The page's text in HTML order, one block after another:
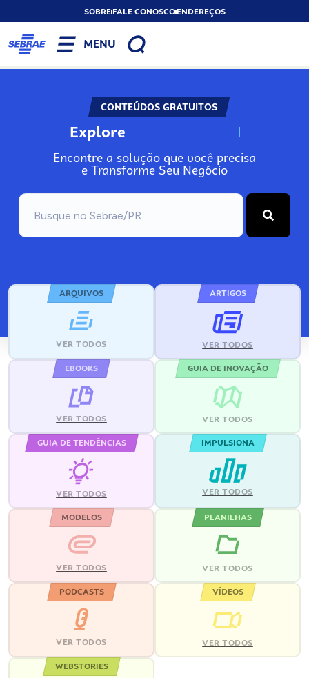
SOBREFALE CONOSCOENDEREÇOS
MENU
CONTEÚDOS GRATUITOS
Explore N
Encontre a solução que você precisa
e Transforme Seu Negócio
ARQUIVOS
VER TODOS
ARTIGOS
VER TODOS
EBOOKS
VER TODOS
GUIA DE INOVAÇÃO
VER TODOS
GUIA DE TENDÊNCIAS
VER TODOS
IMPULSIONA
VER TODOS
MODELOS
VER TODOS
PLANILHAS
VER TODOS
PODCASTS
VER TODOS
VÍDEOS
VER TODOS
WEBSTORIES